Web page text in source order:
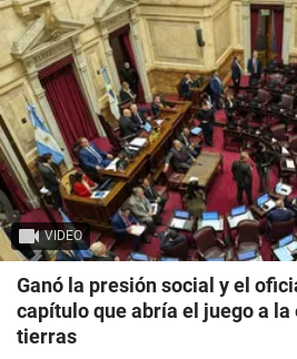
VIDEO
Ganó la presión social y el
capítulo que abría el juego a
tierras